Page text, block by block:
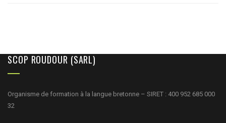
SCOP ROUDOUR (SARL)
Organisme de formation à la langue bretonne – SIRET : 400 952 685 000
32